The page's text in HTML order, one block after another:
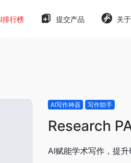
排行榜 提交产品 关
AI写作神器 写作助手
Research
AI赋能学术写作，提